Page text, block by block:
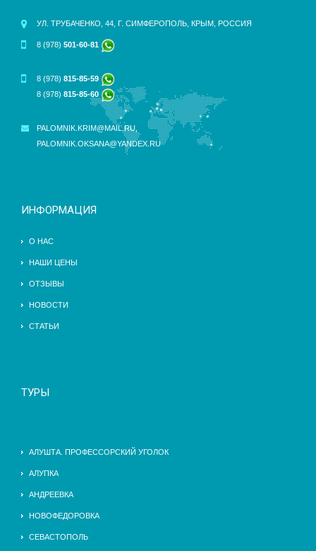
УЛ. ТРУБАЧЕНКО, 44, Г. СИМФЕРОПОЛЬ, КРЫМ, РОССИЯ
8 (978) 501-60-81
8 (978) 815-85-59
8 (978) 815-85-60
PALOMNIK.KRIM@MAIL.RU
PALOMNIK.OKSANA@YANDEX.RU
ИНФОРМАЦИЯ
О НАС
НАШИ ЦЕНЫ
ОТЗЫВЫ
НОВОСТИ
СТАТЬИ
ТУРЫ
АЛУШТА. ПРОФЕССОРСКИЙ УГОЛОК
АЛУПКА
АНДРЕЕВКА
НОВОФЕДОРОВКА
СЕВАСТОПОЛЬ